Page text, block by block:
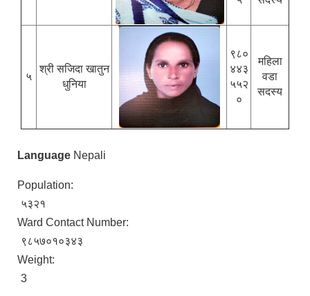
५
श्री सजिदा खातुन
धुनिया
९८०
४४३
५५२
०
महिला
वडा
सदस्य
Language Nepali
Population:
५३२१
Ward Contact Number:
९८५७०१०३४३
Weight:
3